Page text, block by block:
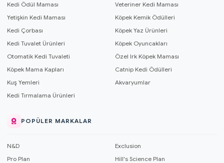
Kedi Ödül Maması
Veteriner Kedi Maması
Yetişkin Kedi Maması
Köpek Kemik Ödülleri
Kedi Çorbası
Köpek Yaz Ürünleri
Kedi Tuvalet Ürünleri
Köpek Oyuncakları
Otomatik Kedi Tuvaleti
Özel Irk Köpek Maması
Köpek Mama Kapları
Catnip Kedi Ödülleri
Kuş Yemleri
Akvaryumlar
Kedi Tırmalama Ürünleri
POPÜLER MARKALAR
N&D
Exclusion
Pro Plan
Hill's Science Plan